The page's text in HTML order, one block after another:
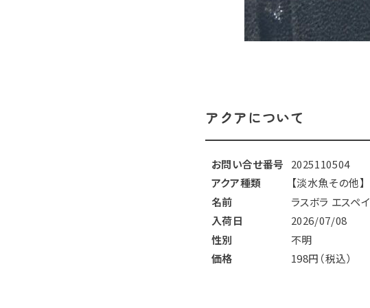
アクアについて
お問い合せ番号
2025110504
アクア種類
【淡水魚その他】
名前
ラスボラ エスペイ
入荷日
2026/07/08
性別
不明
価格
198円（税込）